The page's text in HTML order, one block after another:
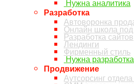
Нужна аналитика
Разработка
Автоворонка
Онлайн школа
Разработка сайтов
Лендинги
Фирменный стиль
Нужна разработка
Продвижение
Аутсорсинг